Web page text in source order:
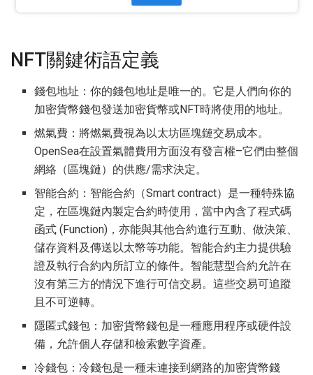
NFT關鍵術語定義
錢包地址：你的錢包地址是唯一的。它是人們向你的
加密貨幣錢包發送加密貨幣或NFT時將使用的地址。
燃氣費：將燃氣費視為以太坊區塊鏈交易成本。
OpenSea在設置氣體費用方面沒有發言權–它們由整個
網絡（區塊鏈）的供應/需求決定。
智能合約：智能合約（Smart contract）是一種特殊協
定，在區塊鏈內製定合約時使用，當中內含了程式碼
函式 (Function)，亦能與其他合約進行互動、做決策、
儲存資料及傳送以太幣等功能。智能合約主力提供驗
證及執行合約內所訂立的條件。智能慧型合約允許在
沒有第三方的情況下進行可信交易。這些交易可追蹤
且不可逆轉。
隱匿式錢包：加密貨幣錢包是一種應用程序或硬件設
備，允許個人存儲和檢索數字資產。
冷錢包：冷錢包是一種未連接到網路的加密貨幣錢